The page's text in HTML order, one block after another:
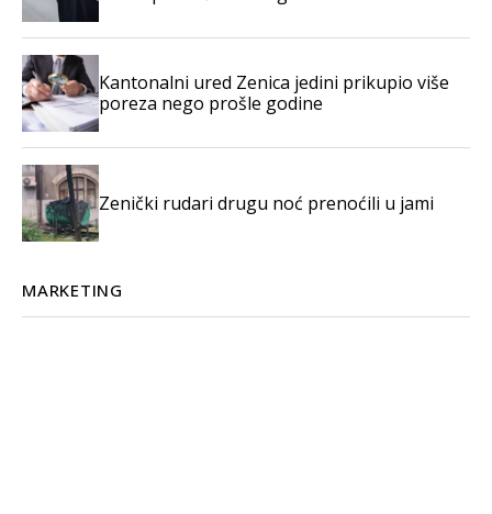
Kantonalni ured Zenica jedini prikupio više
poreza nego prošle godine
Zenički rudari drugu noć prenoćili u jami
MARKETING